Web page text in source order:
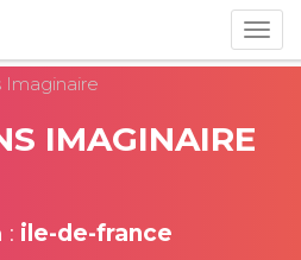
Imaginaire
IMAGINAIRE
: ile-de-france